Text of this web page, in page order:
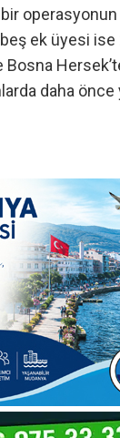
operasyonun
ek üyesi ise
Bosna
daha önce